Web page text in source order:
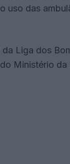
uso das
Liga dos
Ministério da